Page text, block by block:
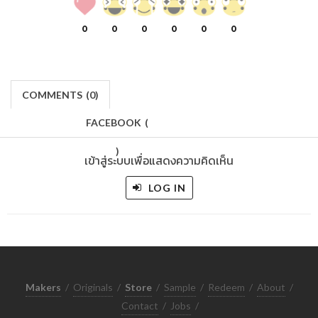
0 0 0 0 0 0
COMMENTS (0)
FACEBOOK (
)
เข้าสู่ระบบเพื่อแสดงความคิดเห็น
LOG IN
Makers / Originals / Store / Sample / Redeem / About /
Contact / Jobs /